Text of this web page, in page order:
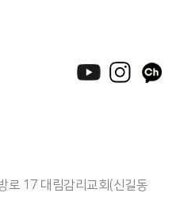
로 17 대림감리교회(신길동